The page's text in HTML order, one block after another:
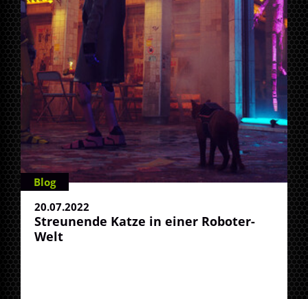
Blog
20.07.2022
Streunende Katze in einer Roboter-
Welt